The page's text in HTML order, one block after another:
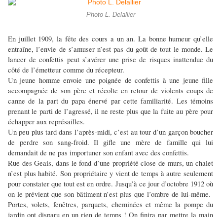
Photo L. Delallier
En juillet 1909, la fête des cours a un an. La bonne humeur qu’elle
entraîne, l’envie de s’amuser n’est pas du goût de tout le monde. Le
lancer de confettis peut s’avérer une prise de risques inattendue du
côté de l’émetteur comme du récepteur.
Un jeune homme envoie une poignée de confettis à une jeune fille
accompagnée de son père et récolte en retour de violents coups de
canne de la part du papa énervé par cette familiarité. Les témoins
prenant le parti de l’agressé, il ne reste plus que la fuite au père pour
échapper aux représailles.
Un peu plus tard dans l’après-midi, c’est au tour d’un garçon boucher
de perdre son sang-froid. Il gifle une mère de famille qui lui
demandait de ne pas importuner son enfant avec des confettis.
Rue des Geais, dans le fond d’une propriété close de murs, un chalet
n’est plus habité. Son propriétaire y vient de temps à autre seulement
pour constater que tout est en ordre. Jusqu’à ce jour d’octobre 1912 où
on le prévient que son bâtiment n’est plus que l’ombre de lui-même.
Portes, volets, fenêtres, parquets, cheminées et même la pompe du
jardin ont disparu en un rien de temps ! On finira par mettre la main